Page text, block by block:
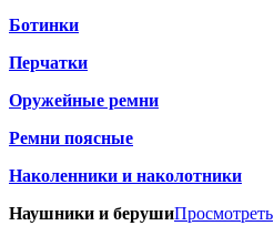
Ботинки
Перчатки
Оружейные ремни
Ремни поясные
Наколенники и наколотники
Наушники и берушиПросмотреть